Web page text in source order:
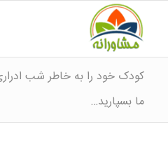
کودک خود را به خاطر شب
ما بسپارید…